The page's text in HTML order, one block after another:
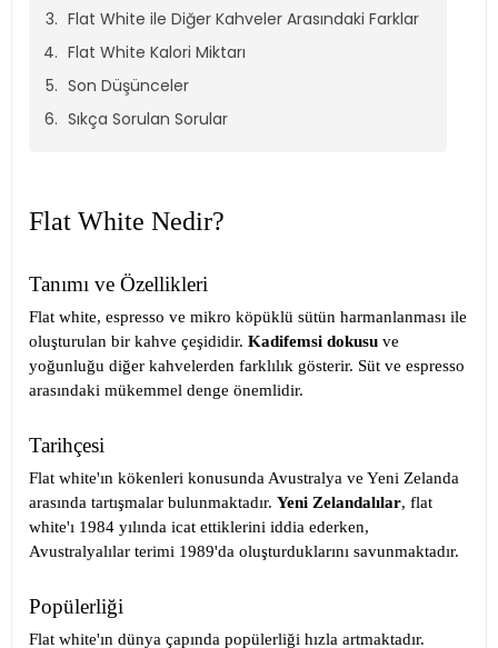
Flat White ile Diğer Kahveler Arasındaki Farklar
Flat White Kalori Miktarı
Son Düşünceler
Sıkça Sorulan Sorular
Flat White Nedir?
Tanımı ve Özellikleri
Flat white, espresso ve mikro köpüklü sütün harmanlanması ile
oluşturulan bir kahve çeşididir. Kadifemsi dokusu ve
yoğunluğu diğer kahvelerden farklılık gösterir. Süt ve espresso
arasındaki mükemmel denge önemlidir.
Tarihçesi
Flat white'ın kökenleri konusunda Avustralya ve Yeni Zelanda
arasında tartışmalar bulunmaktadır. Yeni Zelandalılar, flat
white'ı 1984 yılında icat ettiklerini iddia ederken,
Avustralyalılar terimi 1989'da oluşturduklarını savunmaktadır.
Popülerliği
Flat white'ın dünya çapında popülerliği hızla artmaktadır.